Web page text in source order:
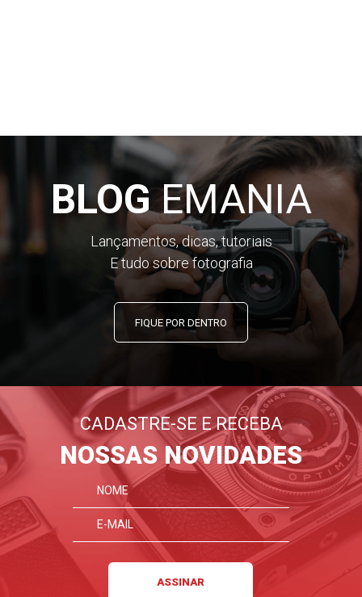
BLOGEMANIA
Lançamentos, dicas, tutoriais
E tudo sobre fotografia
FIQUE POR DENTRO
CADASTRE-SE E RECEBA
NOSSAS NOVIDADES